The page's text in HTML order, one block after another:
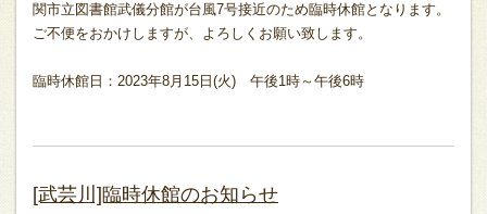
関市立図書館武儀分館が台風7号接近のため臨時休館となります。
ご不便をおかけしますが、よろしくお願い致します。
臨時休館日：2023年8月15日(火) 午後1時～午後6時
[武芸川]臨時休館のお知らせ